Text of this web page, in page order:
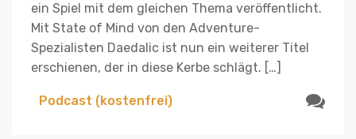
ein Spiel mit dem gleichen Thema veröffentlicht.
Mit State of Mind von den Adventure-
Spezialisten Daedalic ist nun ein weiterer Titel
erschienen, der in diese Kerbe schlägt. […]
Podcast (kostenfrei)